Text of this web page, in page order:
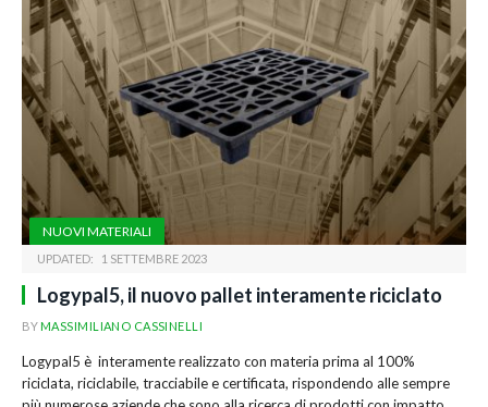
NUOVI MATERIALI
UPDATED: 1 SETTEMBRE 2023
Logypal5, il nuovo pallet interamente riciclato
BYMASSIMILIANO CASSINELLI
Logypal5 è interamente realizzato con materia prima al 100%
riciclata, riciclabile, tracciabile e certificata, rispondendo alle sempre